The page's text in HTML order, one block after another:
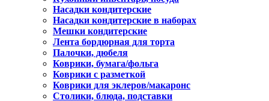
Насадки кондитерские
Насадки кондитерские в наборах
Мешки кондитерские
Лента бордюрная для торта
Палочки, дюбеля
Коврики, бумага/фольга
Коврики с разметкой
Коврики для эклеров/макаронс
Столики, блюда, подставки